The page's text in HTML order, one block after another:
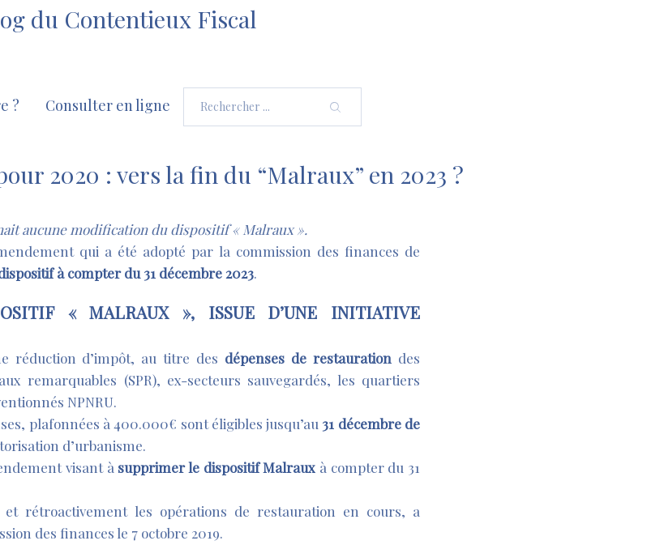
du Contentieux Fiscal
? Consulter en ligne
2020 : vers la fin du “Malraux” en 2023 ?
aucune modification du dispositif « Malraux ».
qui a été adopté par la commission des finances de
à compter du 31 décembre 2023.
« MALRAUX », ISSUE D’UNE INITIATIVE
réduction d’impôt, au titre des dépenses de restauration des
remarquables (SPR), ex-secteurs sauvegardés, les quartiers
NPNRU.
plafonnées à 400.000€ sont éligibles jusqu’au 31 décembre de
d’urbanisme.
visant à supprimer le dispositif Malraux à compter du 31
et rétroactivement les opérations de restauration en cours, a
des finances le 7 octobre 2019.